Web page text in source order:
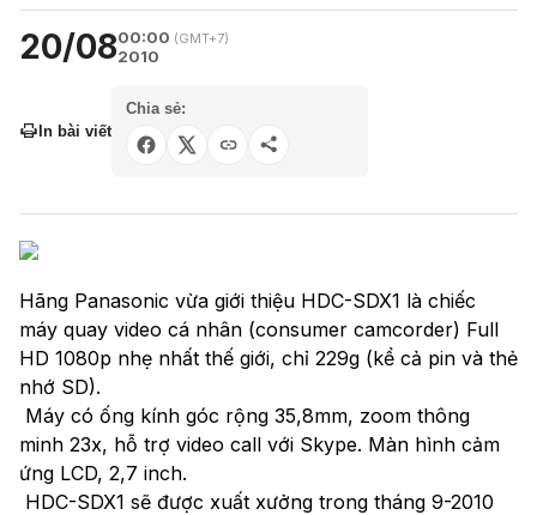
20/0800:00 (GMT+7)
2010
In bài viết
Chia sẻ:
Hãng Panasonic vừa giới thiệu HDC-SDX1 là chiếc
máy quay video cá nhân (consumer camcorder) Full
HD 1080p nhẹ nhất thế giới, chỉ 229g (kể cả pin và thẻ
nhớ SD).
Máy có ống kính góc rộng 35,8mm, zoom thông
minh 23x, hỗ trợ video call với Skype. Màn hình cảm
ứng LCD, 2,7 inch.
HDC-SDX1 sẽ được xuất xưởng trong tháng 9-2010